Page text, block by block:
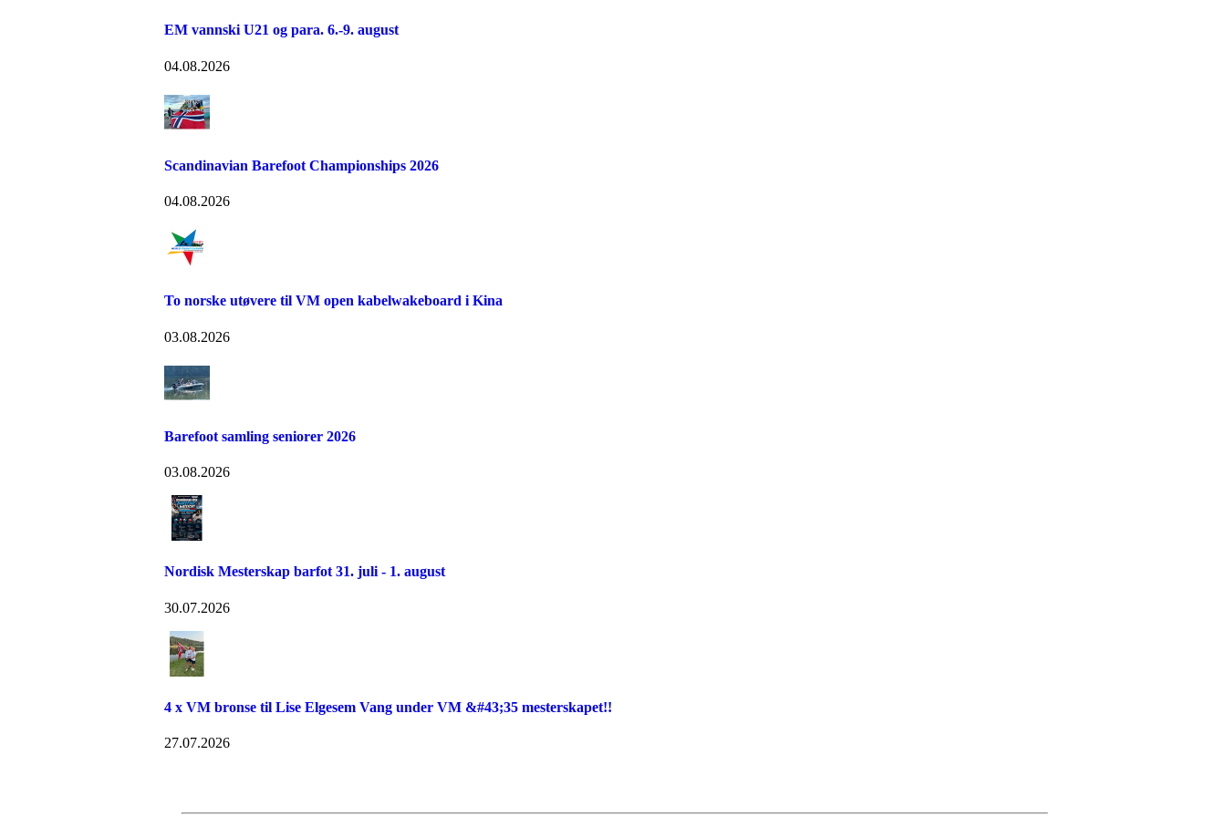
EM vannski U21 og para. 6.-9. august
04.08.2026
Scandinavian Barefoot Championships 2026
04.08.2026
To norske utøvere til VM open kabelwakeboard i Kina
03.08.2026
Barefoot samling seniorer 2026
03.08.2026
Nordisk Mesterskap barfot 31. juli - 1. august
30.07.2026
4 x VM bronse til Lise Elgesem Vang under VM &#43;35 mesterskapet!!
27.07.2026